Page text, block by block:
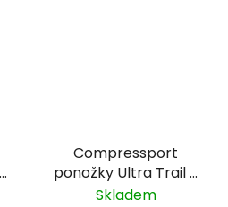
Compressport
ponožky Ultra Trail -
růžová/bílá/černá
Skladem